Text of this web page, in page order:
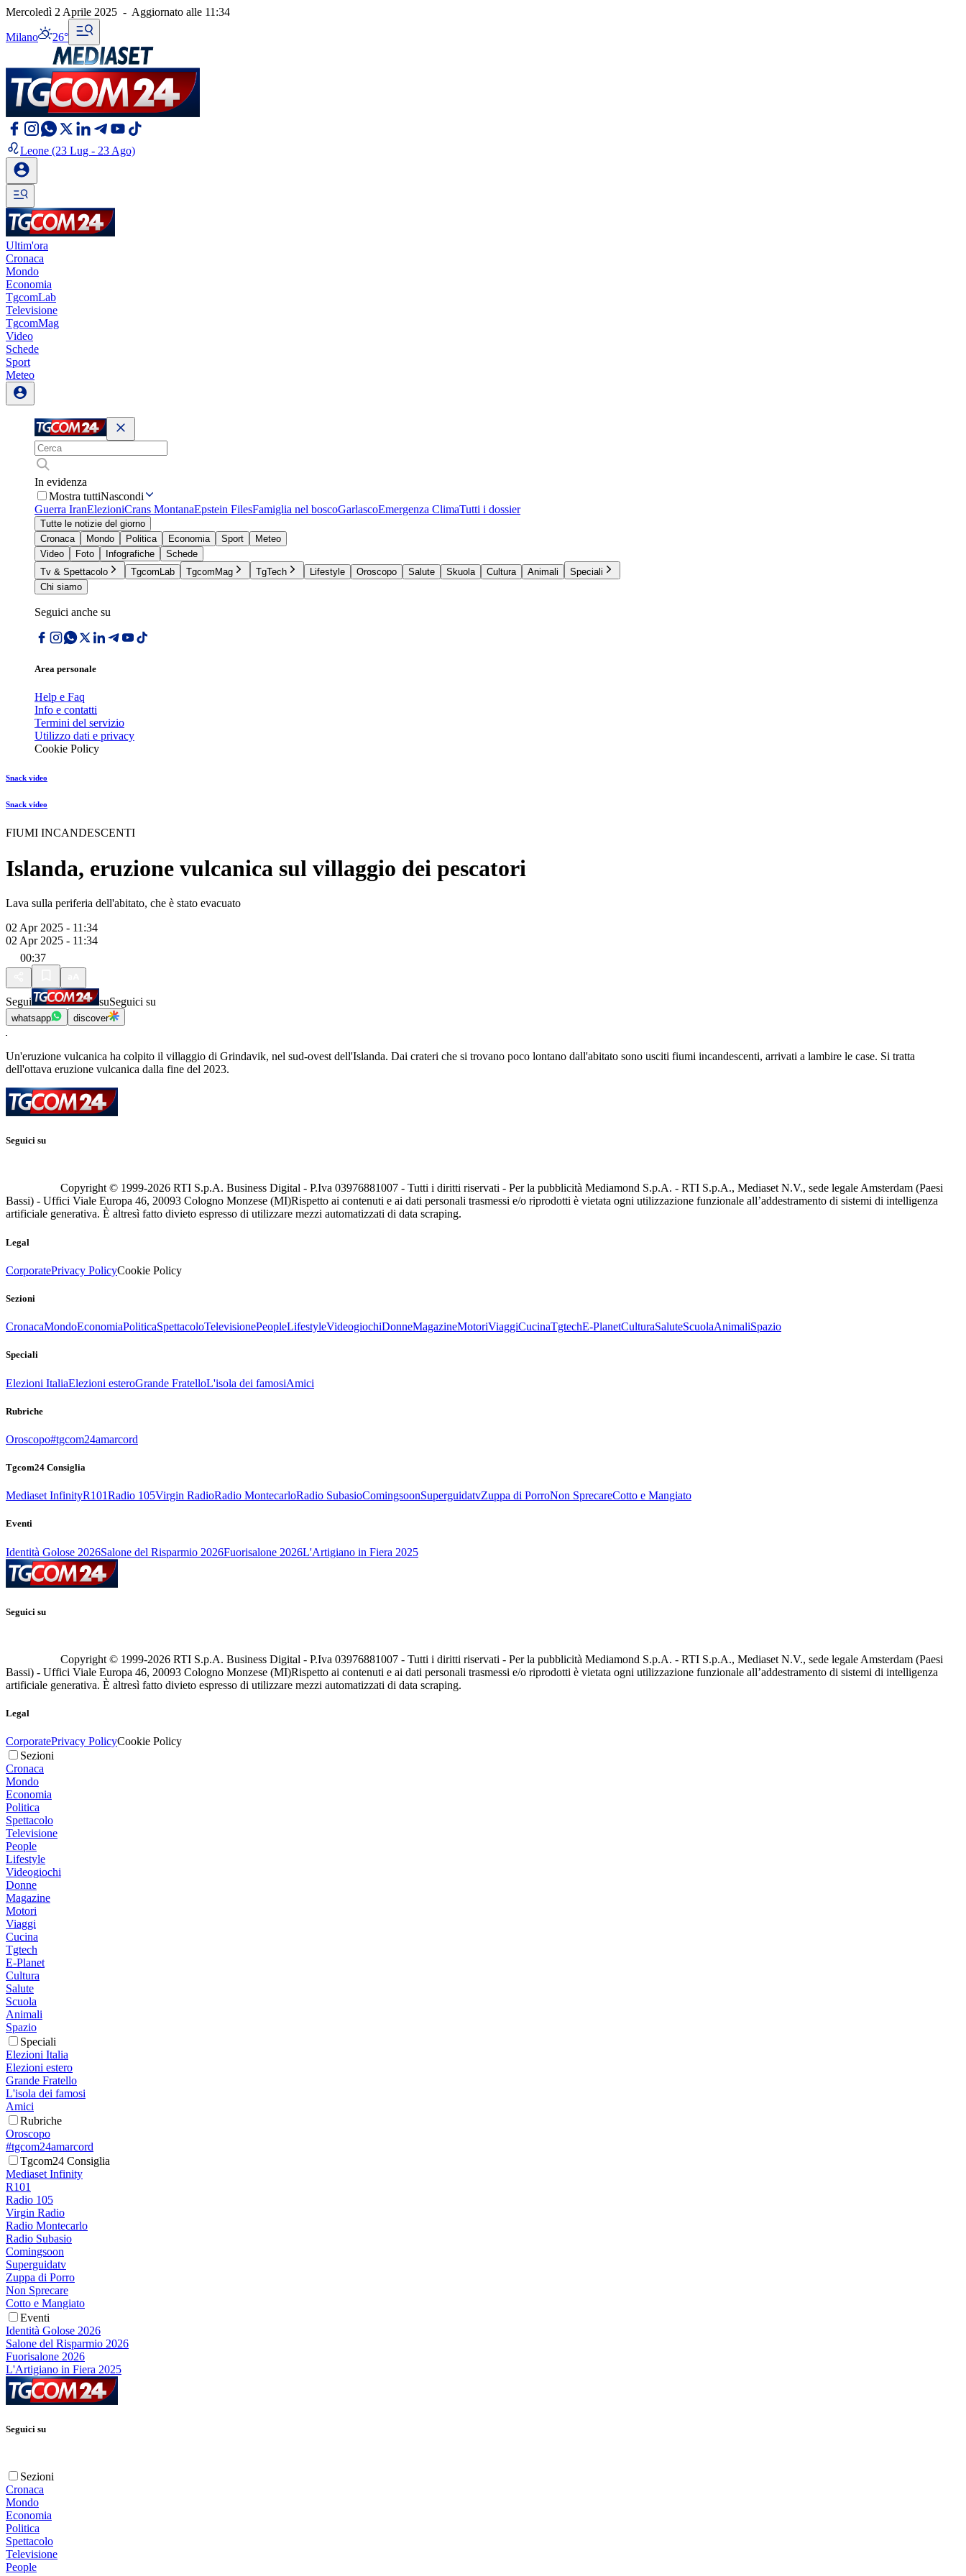
Mercoledì 2 Aprile 2025 - Aggiornato alle 11:34
Milano 26°
Leone (23 Lug - 23 Ago)
Ultim'ora
Cronaca
Mondo
Economia
TgcomLab
Televisione
TgcomMag
Video
Schede
Sport
Meteo
In evidenza
Mostra tuttiNascondi
Guerra IranElezioniCrans MontanaEpstein FilesFamiglia nel boscoGarlascoEmergenza ClimaTutti i dossier
Tutte le notizie del giorno
Cronaca
Mondo Politica Economia Sport
Meteo
Video
Foto Infografiche
Schede
Tv & Spettacolo
TgcomLab TgcomMag TgTech Lifestyle Oroscopo Salute Skuola Cultura Animali
Speciali
Chi siamo
Seguici anche su
Area personale
Help e Faq
Info e contatti
Termini del servizio
Utilizzo dati e privacy
Cookie Policy
Snack video
Snack video
FIUMI INCANDESCENTI
Islanda, eruzione vulcanica sul villaggio dei pescatori
Lava sulla periferia dell'abitato, che è stato evacuato
02 Apr 2025 - 11:34
02 Apr 2025 - 11:34
00:37
Segui suSeguici su
whatsapp discover
Un'eruzione vulcanica ha colpito il villaggio di Grindavik, nel sud-ovest dell'Islanda. Dai crateri che si trovano poco lontano dall'abitato sono usciti fiumi incandescenti, arrivati a lambire le case. Si tratta
dell'ottava eruzione vulcanica dalla fine del 2023.
Seguici su
Copyright © 1999-2026 RTI S.p.A. Business Digital - P.Iva 03976881007 - Tutti i diritti riservati - Per la pubblicità Mediamond S.p.A. - RTI S.p.A., Mediaset N.V., sede legale Amsterdam (Paesi
Bassi) - Uffici Viale Europa 46, 20093 Cologno Monzese (MI)Rispetto ai contenuti e ai dati personali trasmessi e/o riprodotti è vietata ogni utilizzazione funzionale all’addestramento di sistemi di intelligenza
artificiale generativa. È altresì fatto divieto espresso di utilizzare mezzi automatizzati di data scraping.
Legal
CorporatePrivacy PolicyCookie Policy
Sezioni
CronacaMondoEconomiaPoliticaSpettacoloTelevisionePeopleLifestyleVideogiochiDonneMagazineMotoriViaggiCucinaTgtechE-PlanetCulturaSaluteScuolaAnimaliSpazio
Speciali
Elezioni ItaliaElezioni esteroGrande FratelloL'isola dei famosiAmici
Rubriche
Oroscopo#tgcom24amarcord
Tgcom24 Consiglia
Mediaset InfinityR101Radio 105Virgin RadioRadio MontecarloRadio SubasioComingsoonSuperguidatvZuppa di PorroNon SprecareCotto e Mangiato
Eventi
Identità Golose 2026Salone del Risparmio 2026Fuorisalone 2026L'Artigiano in Fiera 2025
Seguici su
Copyright © 1999-2026 RTI S.p.A. Business Digital - P.Iva 03976881007 - Tutti i diritti riservati - Per la pubblicità Mediamond S.p.A. - RTI S.p.A., Mediaset N.V., sede legale Amsterdam (Paesi
Bassi) - Uffici Viale Europa 46, 20093 Cologno Monzese (MI)Rispetto ai contenuti e ai dati personali trasmessi e/o riprodotti è vietata ogni utilizzazione funzionale all’addestramento di sistemi di intelligenza
artificiale generativa. È altresì fatto divieto espresso di utilizzare mezzi automatizzati di data scraping.
Legal
CorporatePrivacy PolicyCookie Policy
Sezioni
Cronaca
Mondo
Economia
Politica
Spettacolo
Televisione
People
Lifestyle
Videogiochi
Donne
Magazine
Motori
Viaggi
Cucina
Tgtech
E-Planet
Cultura
Salute
Scuola
Animali
Spazio
Speciali
Elezioni Italia
Elezioni estero
Grande Fratello
L'isola dei famosi
Amici
Rubriche
Oroscopo
#tgcom24amarcord
Tgcom24 Consiglia
Mediaset Infinity
R101
Radio 105
Virgin Radio
Radio Montecarlo
Radio Subasio
Comingsoon
Superguidatv
Zuppa di Porro
Non Sprecare
Cotto e Mangiato
Eventi
Identità Golose 2026
Salone del Risparmio 2026
Fuorisalone 2026
L'Artigiano in Fiera 2025
Seguici su
Sezioni
Cronaca
Mondo
Economia
Politica
Spettacolo
Televisione
People